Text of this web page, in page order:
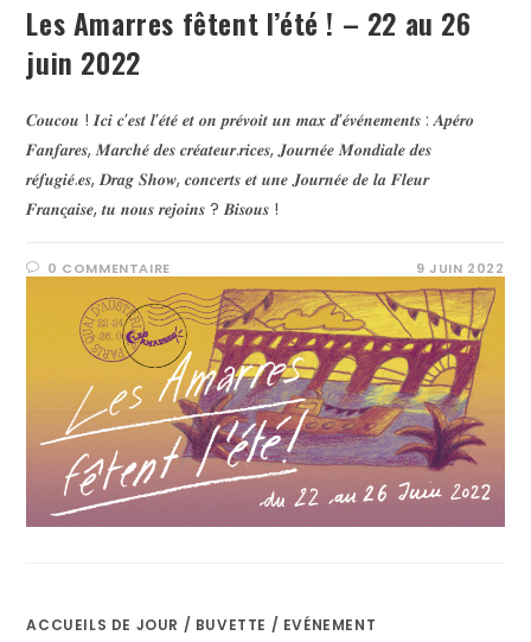
Les Amarres fêtent l’été ! – 22 au 26
juin 2022
𝑪𝒐𝒖𝒄𝒐𝒖 ! 𝑰𝒄𝒊 𝒄’𝒆𝒔𝒕 𝒍’𝒆́𝒕𝒆́ 𝒆𝒕 𝒐𝒏 𝒑𝒓𝒆́𝒗𝒐𝒊𝒕 𝒖𝒏 𝒎𝒂𝒙 𝒅’𝒆́𝒗𝒆́𝒏𝒆𝒎𝒆𝒏𝒕𝒔 : 𝑨𝒑𝒆́𝒓𝒐
𝑭𝒂𝒏𝒇𝒂𝒓𝒆𝒔, 𝑴𝒂𝒓𝒄𝒉𝒆́ 𝒅𝒆𝒔 𝒄𝒓𝒆́𝒂𝒕𝒆𝒖𝒓.𝒓𝒊𝒄𝒆𝒔, 𝑱𝒐𝒖𝒓𝒏𝒆́𝒆 𝑴𝒐𝒏𝒅𝒊𝒂𝒍𝒆 𝒅𝒆𝒔
𝒓𝒆́𝒇𝒖𝒈𝒊𝒆́.𝒆𝒔, 𝑫𝒓𝒂𝒈 𝑺𝒉𝒐𝒘, 𝒄𝒐𝒏𝒄𝒆𝒓𝒕𝒔 𝒆𝒕 𝒖𝒏𝒆 𝑱𝒐𝒖𝒓𝒏𝒆́𝒆 𝒅𝒆 𝒍𝒂 𝑭𝒍𝒆𝒖𝒓
𝑭𝒓𝒂𝒏𝒄̧𝒂𝒊𝒔𝒆, 𝒕𝒖 𝒏𝒐𝒖𝒔 𝒓𝒆𝒋𝒐𝒊𝒏𝒔 ? 𝑩𝒊𝒔𝒐𝒖𝒔 !
0 COMMENTAIRE 9 JUIN 2022
ACCUEILS DE JOUR / BUVETTE / EVÉNEMENT